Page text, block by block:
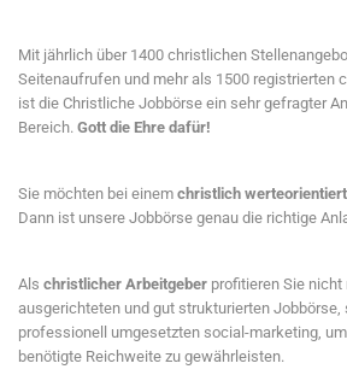
Mit jährlich über 1400 christlichen
Seitenaufrufen und mehr als 1500 registrierten
ist die Christliche Jobbörse ein sehr gefragter
Bereich. Gott die Ehre dafür!
Sie möchten bei einem christlich
Dann ist unsere Jobbörse genau die richtige
Als christlicher Arbeitgeber profitieren Sie nicht
ausgerichteten und gut strukturierten Jobbörse,
professionell umgesetzten social-marketing,
benötigte Reichweite zu gewährleisten.